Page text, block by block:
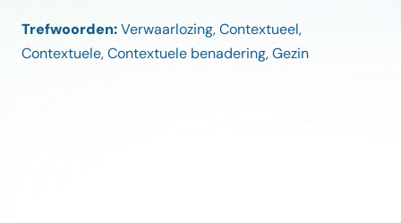
Trefwoorden:Verwaarlozing, Contextueel,
Contextuele, Contextuele benadering, Gezin